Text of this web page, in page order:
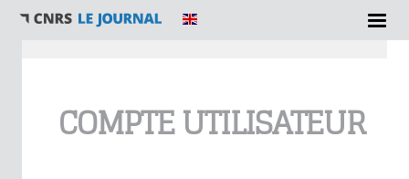
COMPTE UTILISATEUR